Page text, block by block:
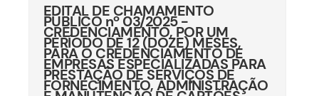
EDITAL DE CHAMAMENTO
PÚBLICO nº 03/2025 -
CREDENCIAMENTO, POR UM
PERÍODO DE 12 (DOZE) MESES,
PARA O CREDENCIAMENTO DE
EMPRESAS ESPECIALIZADAS PARA
PRESTAÇÃO DE SERVIÇOS DE
FORNECIMENTO, ADMINISTRAÇÃO